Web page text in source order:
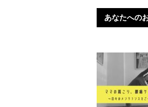
あなたへの